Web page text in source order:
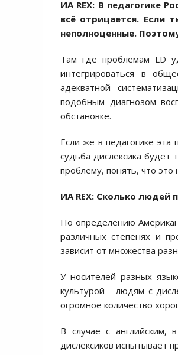
ИА REX: В педагогике
всё отрицается. Если
неполноценные.
Там где проблемам LD
интегрироваться в
адекватной
подобным диагнозом
обстановке.
Если же в педагогике
судьба дислексика будет
проблему, понять, что
ИА REX: Сколько людей
По определению
различных степенях и
зависит от множества
У носителей разных
культурой - людям с
огромное количество
В случае с английским,
дислексиков испытывает